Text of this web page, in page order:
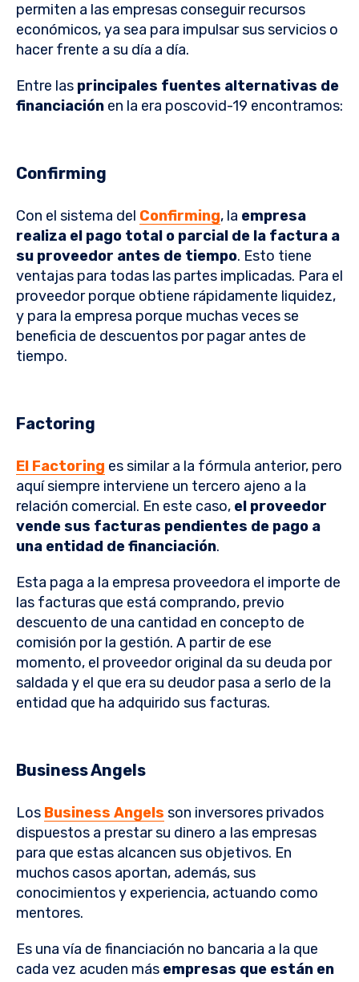
permiten a las empresas conseguir recursos
económicos, ya sea para impulsar sus servicios o
hacer frente a su día a día.
Entre las principales fuentes alternativas de
financiación en la era poscovid-19 encontramos:
Confirming
Con el sistema del Confirming, la empresa
realiza el pago total o parcial de la factura a
su proveedor antes de tiempo. Esto tiene
ventajas para todas las partes implicadas. Para el
proveedor porque obtiene rápidamente liquidez,
y para la empresa porque muchas veces se
beneficia de descuentos por pagar antes de
tiempo.
Factoring
El Factoring es similar a la fórmula anterior, pero
aquí siempre interviene un tercero ajeno a la
relación comercial. En este caso, el proveedor
vende sus facturas pendientes de pago a
una entidad de financiación.
Esta paga a la empresa proveedora el importe de
las facturas que está comprando, previo
descuento de una cantidad en concepto de
comisión por la gestión. A partir de ese
momento, el proveedor original da su deuda por
saldada y el que era su deudor pasa a serlo de la
entidad que ha adquirido sus facturas.
Business Angels
Los Business Angels son inversores privados
dispuestos a prestar su dinero a las empresas
para que estas alcancen sus objetivos. En
muchos casos aportan, además, sus
conocimientos y experiencia, actuando como
mentores.
Es una vía de financiación no bancaria a la que
cada vez acuden más empresas que están en